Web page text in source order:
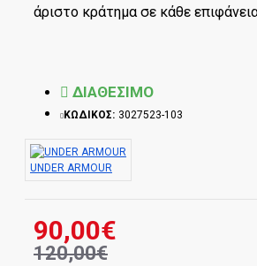
άριστο κράτημα σε κάθε
90,00€
120,00€
ΔΙΑΘΕΣΙΜΟ
ΚΩΔΙΚΟΣ: 3027523-103
UNDER ARMOUR